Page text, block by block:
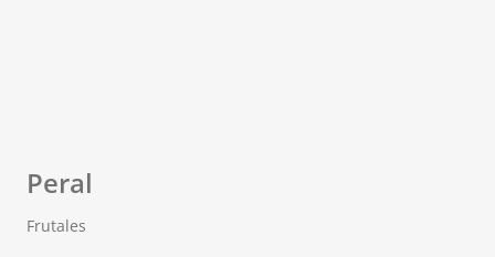
Peral
Frutales